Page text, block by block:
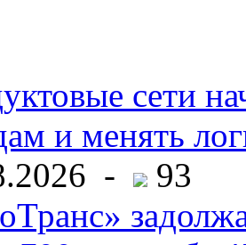
сети
и менять
-
93